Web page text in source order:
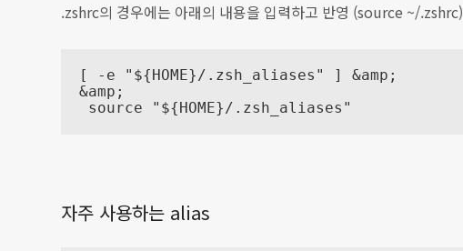
.zshrc의 경우에는 아래의 내용을 입력하고 반영 (source ~/.zshrc)
[ -e "${HOME}/.zsh_aliases" ] &amp;
&amp;
source "${HOME}/.zsh_aliases"
자주 사용하는 alias